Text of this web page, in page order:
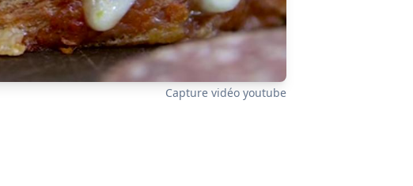
Capture vidéo youtube